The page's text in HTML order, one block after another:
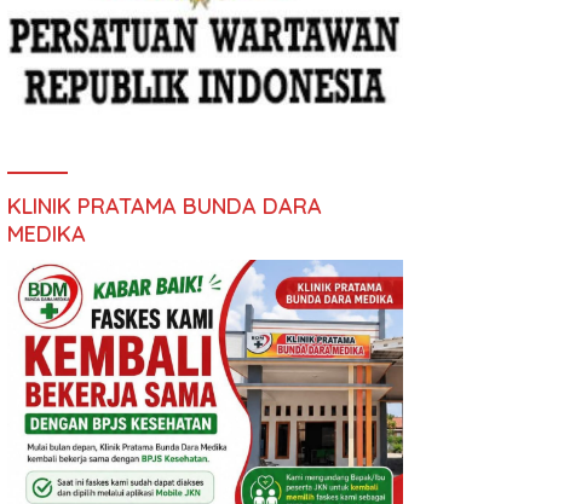
KLINIK PRATAMA BUNDA DARA
MEDIKA